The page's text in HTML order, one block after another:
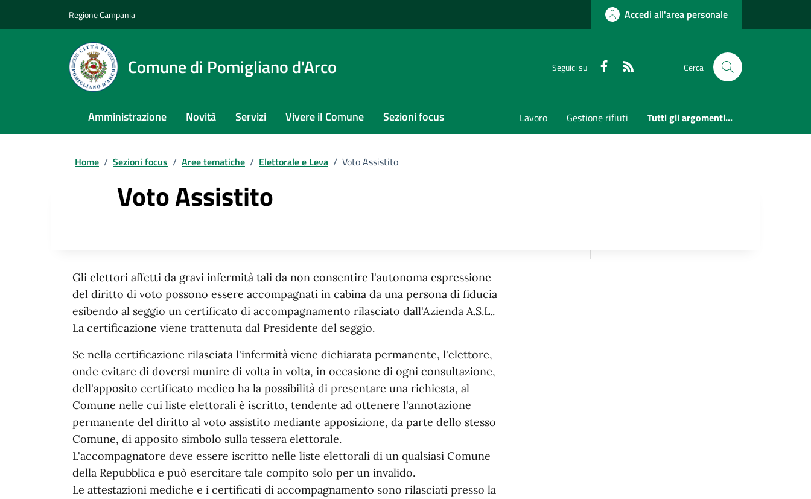
Regione Campania Accedi all'area personale
Comune di Pomigliano d'Arco Seguici su Faceboook Cerca
Amministrazione Novità Servizi Vivere il Comune Sezioni focus Lavoro Gestione rifiuti Tutti gli argomenti...
Home / Sezioni focus / Aree tematiche / Elettorale e Leva / Voto Assistito
Voto Assistito
Gli elettori affetti da gravi infermità tali da non consentire l'autonoma espressione
del diritto di voto possono essere accompagnati in cabina da una persona di fiducia
esibendo al seggio un certificato di accompagnamento rilasciato dall'Azienda A.S.L..
La certificazione viene trattenuta dal Presidente del seggio.
Se nella certificazione rilasciata l'infermità viene dichiarata permanente, l'elettore,
onde evitare di doversi munire di volta in volta, in occasione di ogni consultazione,
dell'apposito certificato medico ha la possibilità di presentare una richiesta, al
Comune nelle cui liste elettorali è iscritto, tendente ad ottenere l'annotazione
permanente del diritto al voto assistito mediante apposizione, da parte dello stesso
Comune, di apposito simbolo sulla tessera elettorale.
L'accompagnatore deve essere iscritto nelle liste elettorali di un qualsiasi Comune
della Repubblica e può esercitare tale compito solo per un invalido.
Le attestazioni mediche e i certificati di accompagnamento sono rilasciati presso la